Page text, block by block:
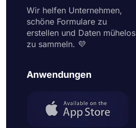
Wir helfen Unternehmen,
schöne Formulare zu
erstellen und Daten mühelos
zu sammeln. 💜
Anwendungen